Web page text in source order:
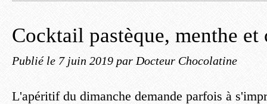
Cocktail pastèque, menthe
Publié le 7 juin 2019 par Docteur Chocolatine
L'apéritif du dimanche demande parfois à